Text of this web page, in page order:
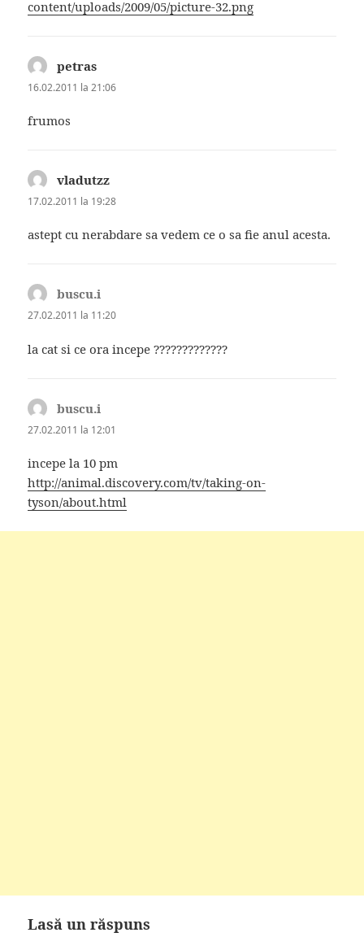
content/uploads/2009/05/picture-32.png
petras
16.02.2011 la 21:06
frumos
vladutzz
17.02.2011 la 19:28
astept cu nerabdare sa vedem ce o sa fie anul acesta.
buscu.i
27.02.2011 la 11:20
la cat si ce ora incepe ?????????????
buscu.i
27.02.2011 la 12:01
incepe la 10 pm
http://animal.discovery.com/tv/taking-on-
tyson/about.html
Lasă un răspuns